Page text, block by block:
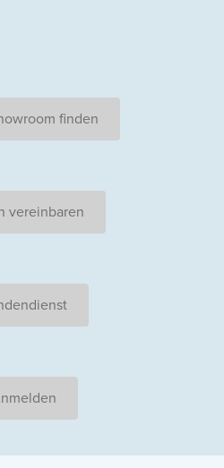
finden
vereinbaren